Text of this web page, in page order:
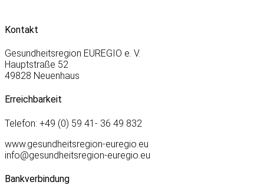
Kontakt
Gesundheitsregion EUREGIO e. V.
Hauptstraße 52
49828 Neuenhaus
Erreichbarkeit
Telefon: +49 (0) 59 41- 36 49 832
www.gesundheitsregion-euregio.eu
info@gesundheitsregion-euregio.eu
Bankverbindung